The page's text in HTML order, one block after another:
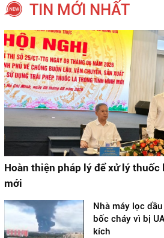
TIN MỚI NHẤT
Hoàn thiện pháp lý để xử lý thuốc
mới
Nhà máy lọc
bốc cháy vì bị
kích